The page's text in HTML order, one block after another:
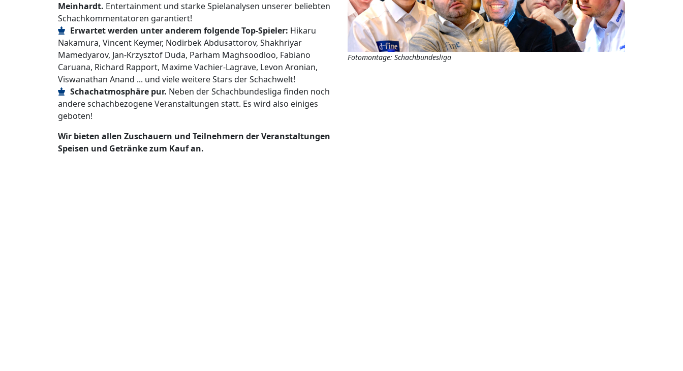
Meinhardt. Entertainment und starke Spielanalysen unserer beliebten
Schachkommentatoren garantiert!
Erwartet werden unter anderem folgende Top-Spieler: Hikaru
Nakamura, Vincent Keymer, Nodirbek Abdusattorov, Shakhriyar
Mamedyarov, Jan-Krzysztof Duda, Parham Maghsoodloo, Fabiano
Caruana, Richard Rapport, Maxime Vachier-Lagrave, Levon Aronian,
Viswanathan Anand ... und viele weitere Stars der Schachwelt!
Schachatmosphäre pur. Neben der Schachbundesliga finden noch
andere schachbezogene Veranstaltungen statt. Es wird also einiges
geboten!
Wir bieten allen Zuschauern und Teilnehmern der Veranstaltungen
Speisen und Getränke zum Kauf an.
Fotomontage: Schachbundesliga